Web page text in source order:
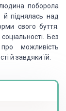
поборола
й піднялась над
свого буття.
Без
можливість
й завдяки їй.